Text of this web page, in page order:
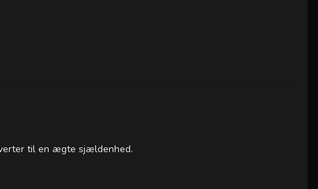
til en ægte sjældenhed.